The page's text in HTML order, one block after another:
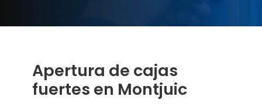
Apertura de cajas
fuertes en Montjuic